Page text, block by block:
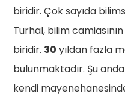
biridir. Çok sayıda
Turhal, bilim
biridir. 30 yıldan fazla
bulunmaktadır. Şu anda
kendi